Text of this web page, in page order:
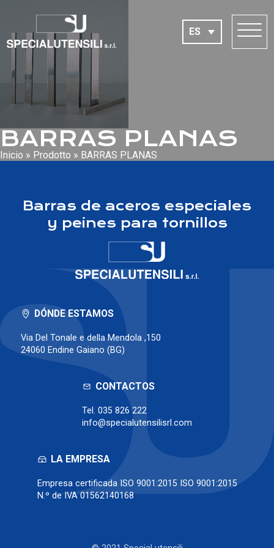
ES
BARRAS PLANAS
Inicio » Prodotto » BARRAS PLANAS
Barras de aceros especiales
y peines para tornillos
DÓNDE ESTAMOS
Via Del Tonale e della Mendola ,150
24060 Endine Gaiano (BG)
CONTACTOS
Tel. 035 826 222
info@specialutensilisrl.com
LA EMPRESA
Empresa certificada ISO 9001:2015 ISO 9001:2015
N.º de IVA 01562140168